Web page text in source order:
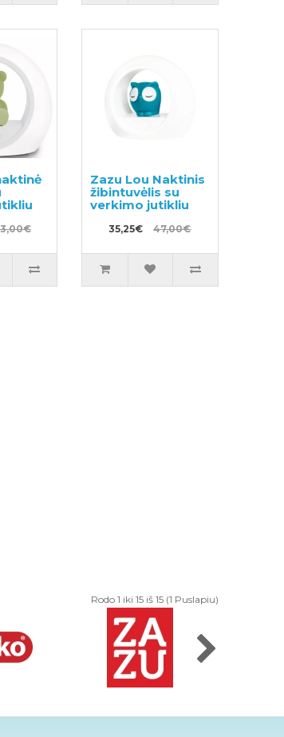
Zazu Lou Naktinis
žibintuvėlis su
verkimo jutikliu
35,25€ 47,00€
Rodo 1 iki 15 iš 15 (1 Puslapiu)